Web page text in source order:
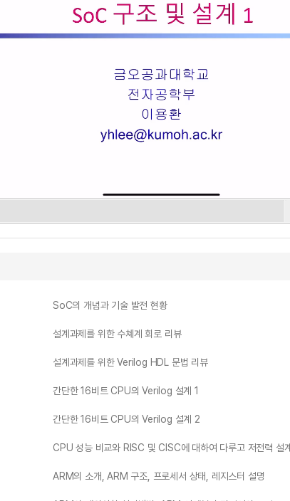
SoC의 개념과 기술 발전 현황
설계과제를 위한 수쳬계 회로 리뷰
설계과제를 위한 Verilog HDL 문법 리뷰
간단한 16비트 CPU의 Verilog 설계 1
간단한 16비트 CPU의 Verilog 설계 2
CPU 성능 비교와 RISC 및 CISC에 대하여 다루고 저전력 설
ARM의 소개, ARM 구조, 프로세서 상태, 레지스터 설명